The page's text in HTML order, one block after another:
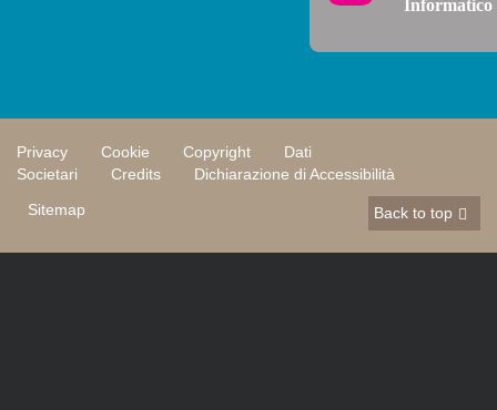
Informatico
Privacy Cookie Copyright
Dati
Societari
Credits
Dichiarazione di Accessibilità
Sitemap
Back to top